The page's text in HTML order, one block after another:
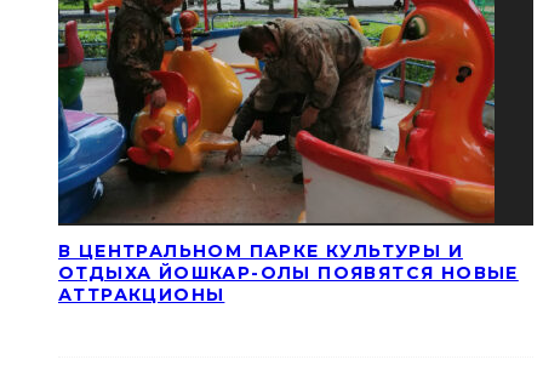
В ЦЕНТРАЛЬНОМ ПАРКЕ КУЛЬТУРЫ И
ОТДЫХА ЙОШКАР-ОЛЫ ПОЯВЯТСЯ НОВЫЕ
АТТРАКЦИОНЫ